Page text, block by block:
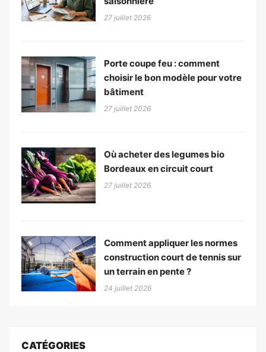
27 juillet 2026
Porte coupe feu : comment
choisir le bon modèle pour votre
bâtiment
27 juillet 2026
Où acheter des legumes bio
Bordeaux en circuit court
27 juillet 2026
Comment appliquer les normes
construction court de tennis sur
un terrain en pente ?
24 juillet 2026
CATÉGORIES